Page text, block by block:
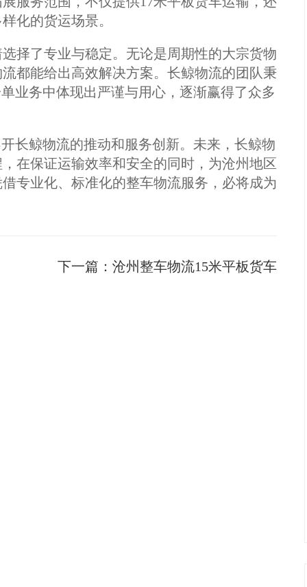
化的货运场景。
择了专业与稳定。无论是周期性的大宗货物
都能给出高效解决方案。长鲸物流的团队秉
业务中体现出严谨与用心，逐渐赢得了众多
长鲸物流的推动和服务创新。未来，长鲸物
在保证运输效率和安全的同时，为沧州地区
专业化、标准化的整车物流服务，必将成为
下一篇： 沧州整车物流15米平板货车